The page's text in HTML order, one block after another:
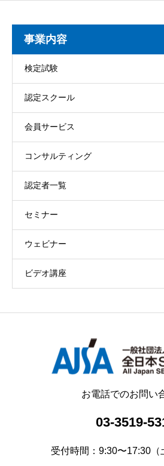
事業内容
検定試験
認定スクール
会員サービス
コンサルティング
認定者一覧
セミナー
ウェビナー
ビデオ講座
お電話でのお問い
03-3519-
受付時間：9:30〜17:30（